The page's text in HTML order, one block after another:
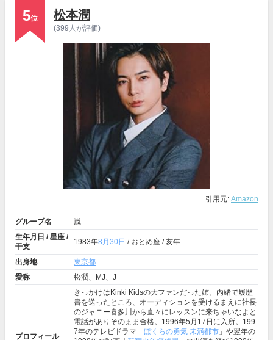
5位 松本潤
(399人が評価)
引用元: Amazon
グループ名
嵐
生年月日 / 星座 /
干支
1983年8月30日 / おとめ座 / 亥年
出身地
東京都
愛称
松潤、MJ、J
プロフィール
きっかけはKinki Kidsの大ファンだった姉。内緒で履歴
書を送ったところ、オーディションを受けるまえに社長
のジャニー喜多川から直々にレッスンに来ちゃいなよと
電話がありそのまま合格。1996年5月17日に入所。199
7年のテレビドラマ「 ぼくらの勇気 未満都市 」や翌年の